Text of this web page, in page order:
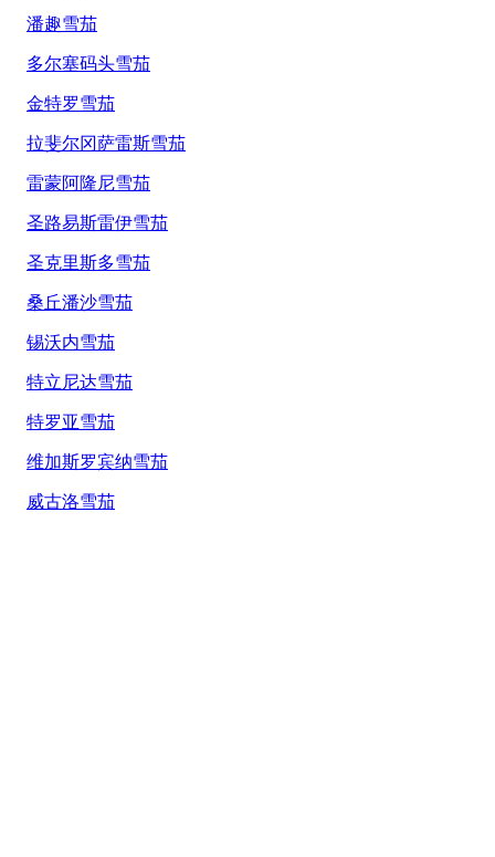
潘趣雪茄
多尔塞码头雪茄
金特罗雪茄
拉斐尔冈萨雷斯雪茄
雷蒙阿隆尼雪茄
圣路易斯雷伊雪茄
圣克里斯多雪茄
桑丘潘沙雪茄
锡沃内雪茄
特立尼达雪茄
特罗亚雪茄
维加斯罗宾纳雪茄
威古洛雪茄